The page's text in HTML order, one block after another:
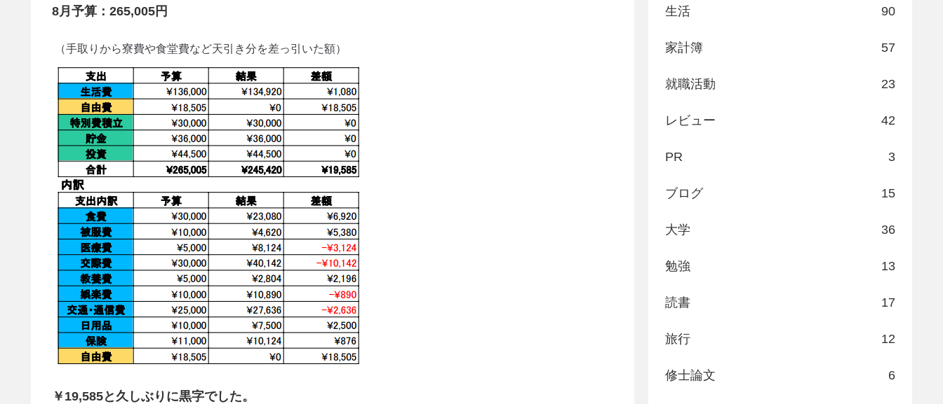
8月予算：265,005円
（手取りから寮費や食堂費など天引き分を差っ引いた額）
￥19,585と久しぶりに黒字でした。
生活 90
家計簿 57
就職活動 23
レビュー 42
PR 3
ブログ 15
大学 36
勉強 13
読書 17
旅行 12
修士論文 6